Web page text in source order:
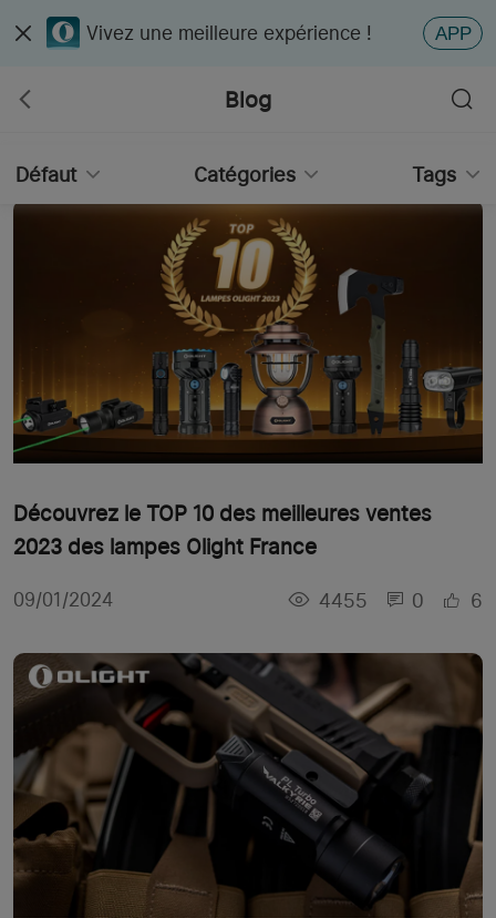
Vivez une meilleure expérience ! APP
Blog
Défaut Catégories Tags
Découvrez le TOP 10 des meilleures ventes
2023 des lampes Olight France
09/01/2024 4455 0 6